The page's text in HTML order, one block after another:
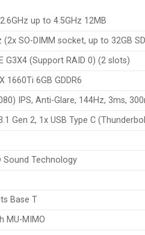
up to 4.5GHz 12MB
(2x SO-DIMM socket, up to 32GB
G3X4 (Support RAID 0) (2 slots)
1660Ti 6GB GDDR6
IPS, Anti-Glare, 144Hz, 3ms,
Gen 2, 1x USB Type C
Technology
Base T
MU-MIMO